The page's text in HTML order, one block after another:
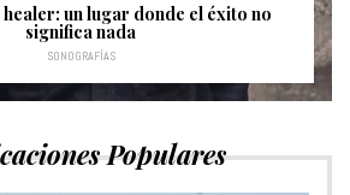
un lugar donde el éxito no
significa nada
SONOGRAFÍAS
Populares